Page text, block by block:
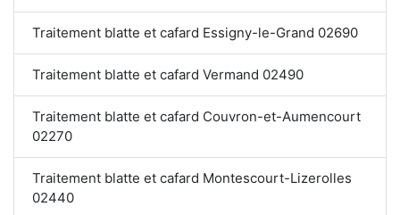
Traitement blatte et cafard Essigny-le-Grand 02690
Traitement blatte et cafard Vermand 02490
Traitement blatte et cafard Couvron-et-Aumencourt
02270
Traitement blatte et cafard Montescourt-Lizerolles
02440